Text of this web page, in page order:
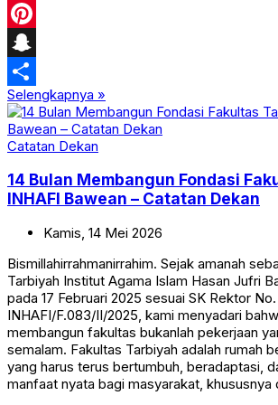
Tumblr
Pinterest
Snapchat
Share
Selengkapnya »
Catatan Dekan
14 Bulan Membangun Fondasi
INHAFI Bawean – Catatan Dekan
Kamis, 14 Mei 2026
Bismillahirrahmanirrahim. Sejak amanah
Tarbiyah Institut Agama Islam Hasan Jufri
pada 17 Februari 2025 sesuai SK Rektor No.
INHAFI/F.083/II/2025, kami menyadari
membangun fakultas bukanlah pekerjaan
semalam. Fakultas Tarbiyah adalah rumah
yang harus terus bertumbuh, beradaptasi,
manfaat nyata bagi masyarakat,